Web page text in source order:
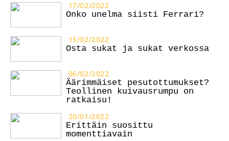
17/02/2022
Onko unelma siisti Ferrari?
15/02/2022
Osta sukat ja sukat verkossa
06/02/2022
Äärimmäiset pesutottumukset?
Teollinen kuivausrumpu on
ratkaisu!
20/01/2022
Erittäin suosittu
momenttiavain